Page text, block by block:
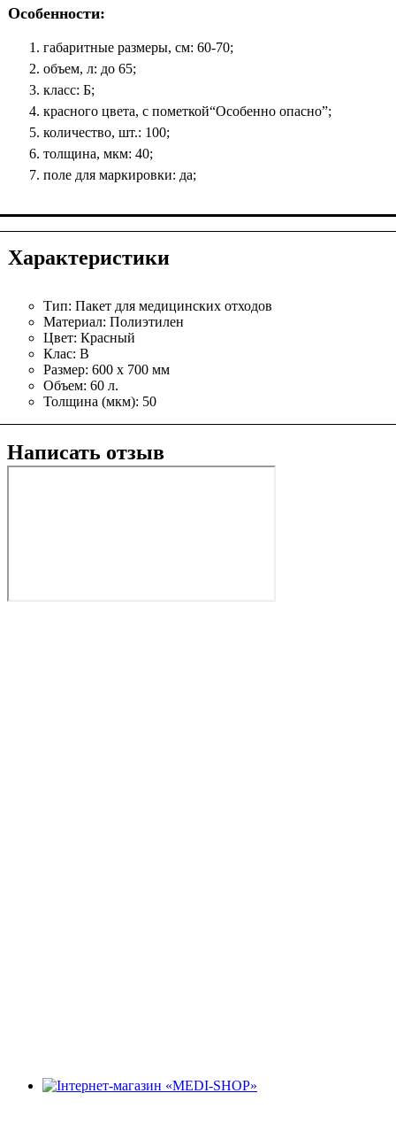
Особенности:
габаритные размеры, см: 60-70;
объем, л: до 65;
класс: Б;
красного цвета, с пометкой“Особенно опасно”;
количество, шт.: 100;
толщина, мкм: 40;
поле для маркировки: да;
Характеристики
Тип: Пакет для медицинских отходов
Материал: Полиэтилен
Цвет: Красный
Клас: B
Размер: 600 x 700 мм
Объем: 60 л.
Толщина (мкм): 50
Написать отзыв